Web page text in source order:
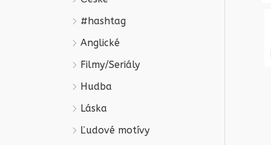
#hashtag
Anglické
Filmy/Seriály
Hudba
Láska
Ľudové motívy